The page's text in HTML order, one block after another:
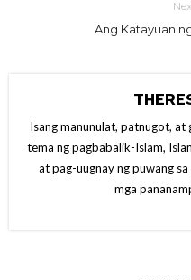
Ang Katayuan
Isang manunulat, patnugot,
tema ng pagbabalik-Islam,
at pag-uugnay ng puwang
mga